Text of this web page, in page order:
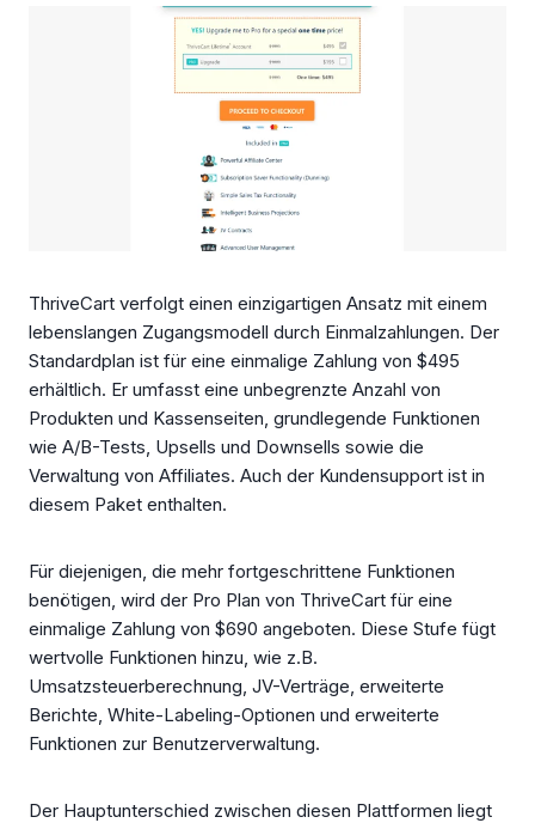
ThriveCart verfolgt einen einzigartigen Ansatz mit einem
lebenslangen Zugangsmodell durch Einmalzahlungen. Der
Standardplan ist für eine einmalige Zahlung von $495
erhältlich. Er umfasst eine unbegrenzte Anzahl von
Produkten und Kassenseiten, grundlegende Funktionen
wie A/B-Tests, Upsells und Downsells sowie die
Verwaltung von Affiliates. Auch der Kundensupport ist in
diesem Paket enthalten.
Für diejenigen, die mehr fortgeschrittene Funktionen
benötigen, wird der Pro Plan von ThriveCart für eine
einmalige Zahlung von $690 angeboten. Diese Stufe fügt
wertvolle Funktionen hinzu, wie z.B.
Umsatzsteuerberechnung, JV-Verträge, erweiterte
Berichte, White-Labeling-Optionen und erweiterte
Funktionen zur Benutzerverwaltung.
Der Hauptunterschied zwischen diesen Plattformen liegt